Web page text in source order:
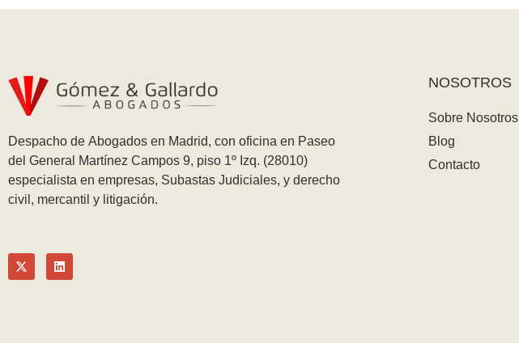
Despacho de Abogados en Madrid, con oficina en Paseo
del General Martínez Campos 9, piso 1º Izq. (28010)
especialista en empresas, Subastas Judiciales, y derecho
civil, mercantil y litigación.
NOSOTROS
Sobre Nosotros
Blog
Contacto